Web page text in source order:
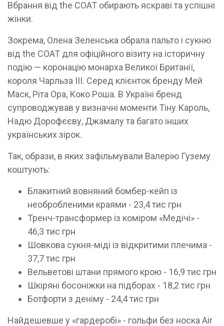
Вбрання від the COAT обирають яскраві та успішні
жінки.
Зокрема, Олена Зеленська обрала пальто і сукню
від the COAT для офіційного візиту на історичну
подію — коронацію монарха Великої Британії,
короля Чарльза ІІІ. Серед клієнток бренду Мей
Маск, Ріта Ора, Коко Роша. В Україні бренд
супроводжував у визначні моменти Тіну Кароль,
Надю Дорофєєву, Джамалу та багато інших
українських зірок.
Так, образи, в яких зафільмували Валерію Гузему
коштують:
Блакитний вовняний бомбер-кейп із
необробленими краями - 23,4 тис грн
Тренч-трансформер із коміром «Медічі» -
46,3 тис грн
Шовкова сукня-міді із відкритими плечима -
37,7 тис грн
Вельветові штани прямого крою - 16,9 тис грн
Шкіряні босоніжки на підборах - 18,2 тис грн
Ботфорти з деніму - 24,4 тис грн
Найдешевше у «гардеробі» - гольфи без носка Air